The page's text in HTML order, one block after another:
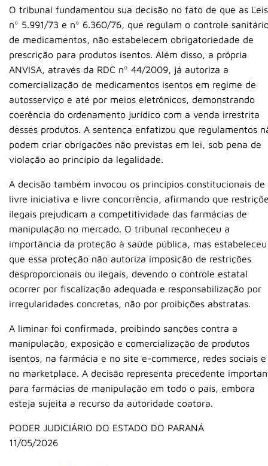
O tribunal fundamentou sua decisão no fato de que as Leis
nº 5.991/73 e nº 6.360/76, que regulam o controle
de medicamentos, não estabelecem obrigatoriedade de
prescrição para produtos isentos. Além disso, a própria
ANVISA, através da RDC nº 44/2009, já autoriza a
comercialização de medicamentos isentos em regime de
autosserviço e até por meios eletrônicos, demonstrando
coerência do ordenamento jurídico com a venda irrestrita
desses produtos. A sentença enfatizou que regulamentos
podem criar obrigações não previstas em lei, sob pena de
violação ao princípio da legalidade.
A decisão também invocou os princípios constitucionais de
livre iniciativa e livre concorrência, afirmando que
ilegais prejudicam a competitividade das farmácias de
manipulação no mercado. O tribunal reconheceu a
importância da proteção à saúde pública, mas estabeleceu
que essa proteção não autoriza imposição de restrições
desproporcionais ou ilegais, devendo o controle estatal
ocorrer por fiscalização adequada e responsabilização por
irregularidades concretas, não por proibições abstratas.
A liminar foi confirmada, proibindo sanções contra a
manipulação, exposição e comercialização de produtos
isentos, na farmácia e no site e-commerce, redes sociais e
no marketplace. A decisão representa precedente
para farmácias de manipulação em todo o país, embora
esteja sujeita a recurso da autoridade coatora.
PODER JUDICIÁRIO DO ESTADO DO PARANÁ
11/05/2026